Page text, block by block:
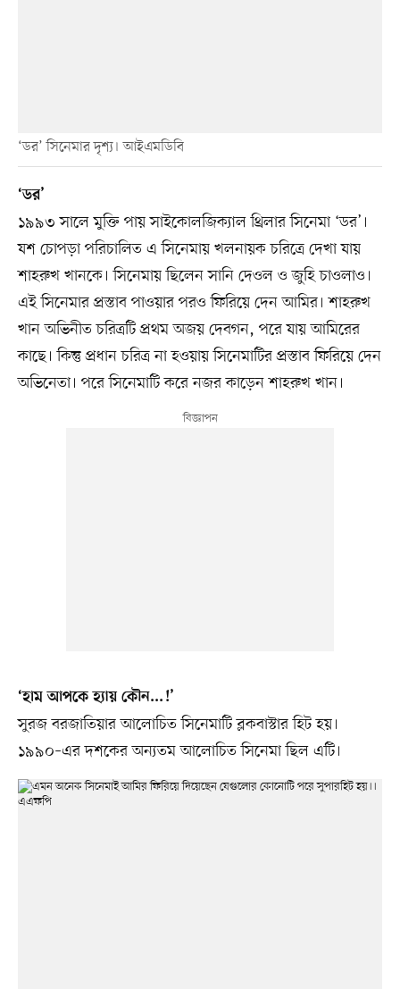
‘ডর’ সিনেমার দৃশ্য। আইএমডিবি
‘ডর’
১৯৯৩ সালে মুক্তি পায় সাইকোলজিক্যাল থ্রিলার সিনেমা ‘ডর’।
যশ চোপড়া পরিচালিত এ সিনেমায় খলনায়ক চরিত্রে দেখা যায়
শাহরুখ খানকে। সিনেমায় ছিলেন সানি দেওল ও জুহি চাওলাও।
এই সিনেমার প্রস্তাব পাওয়ার পরও ফিরিয়ে দেন আমির। শাহরুখ
খান অভিনীত চরিত্রটি প্রথম অজয় দেবগন, পরে যায় আমিরের
কাছে। কিন্তু প্রধান চরিত্র না হওয়ায় সিনেমাটির প্রস্তাব ফিরিয়ে দেন
অভিনেতা। পরে সিনেমাটি করে নজর কাড়েন শাহরুখ খান।
‘হাম আপকে হ্যায় কৌন...!’
সুরজ বরজাতিয়ার আলোচিত সিনেমাটি ব্লকবাস্টার হিট হয়।
১৯৯০–এর দশকের অন্যতম আলোচিত সিনেমা ছিল এটি।